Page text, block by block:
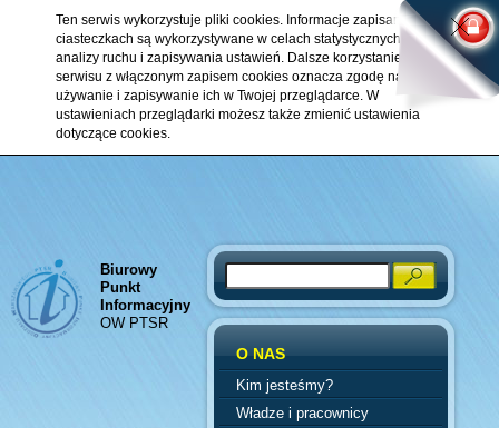
Ten serwis wykorzystuje pliki cookies. Informacje zapisane w
ciasteczkach są wykorzystywane w celach statystycznych,
analizy ruchu i zapisywania ustawień. Dalsze korzystanie z
serwisu z włączonym zapisem cookies oznacza zgodę na ich
używanie i zapisywanie ich w Twojej przeglądarce. W
ustawieniach przeglądarki możesz także zmienić ustawienia
dotyczące cookies.
Biurowy
Punkt
Informacyjny
OW PTSR
Search
O NAS
Kim jesteśmy?
Władze i pracownicy